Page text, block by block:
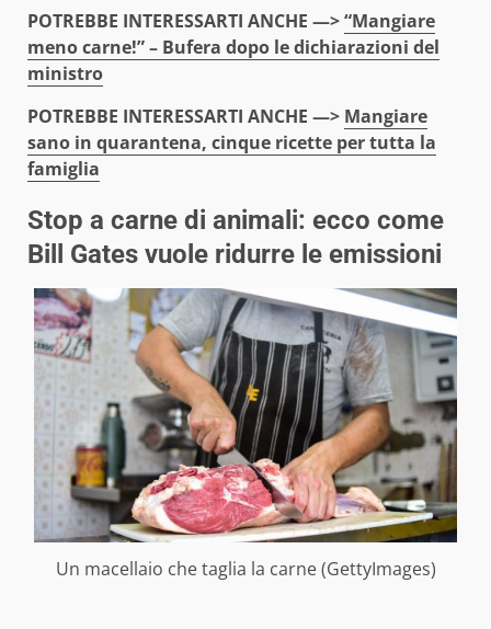
POTREBBE INTERESSARTI ANCHE —>“Mangiare
meno carne!” – Bufera dopo le dichiarazioni del
ministro
POTREBBE INTERESSARTI ANCHE —> Mangiare
sano in quarantena, cinque ricette per tutta la
famiglia
Stop a carne di animali: ecco come
Bill Gates vuole ridurre le emissioni
Un macellaio che taglia la carne (GettyImages)